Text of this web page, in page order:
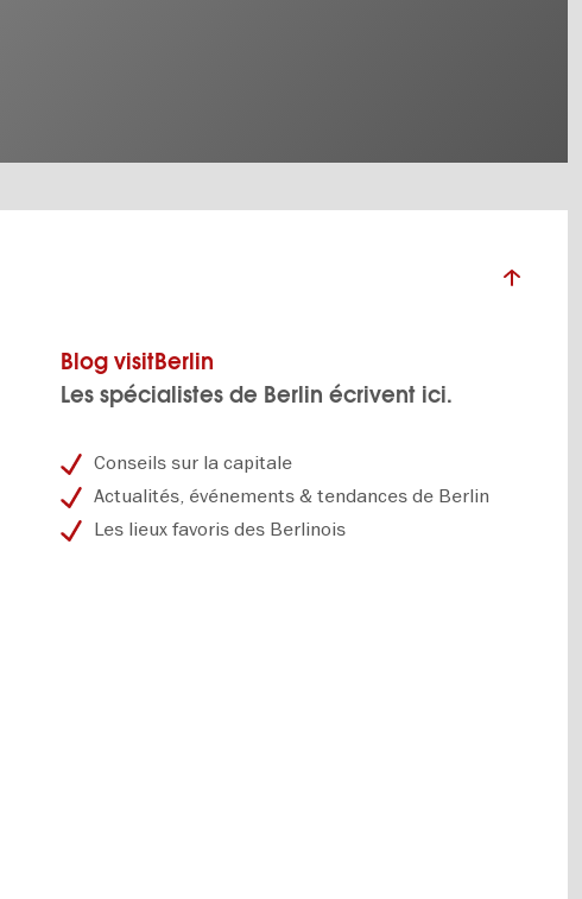
Blog visitBerlin
Les spécialistes de Berlin écrivent ici.
Conseils sur la capitale
Actualités, événements & tendances de Berlin
Les lieux favoris des Berlinois